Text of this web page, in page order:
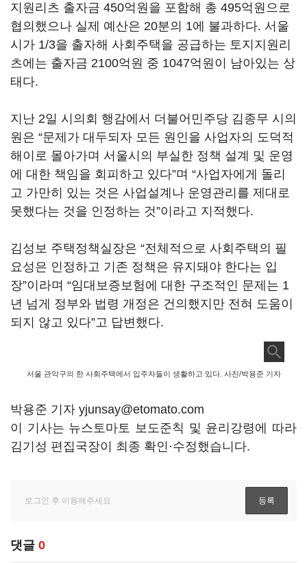
지원리츠 출자금 450억원을 포함해 총 495억원으로
협의했으나 실제 예산은 20분의 1에 불과하다. 서울
시가 1/3을 출자해 사회주택을 공급하는 토지지원리
츠에는 출자금 2100억원 중 1047억원이 남아있는 상
태다.
지난 2일 시의회 행감에서 더불어민주당 김종무 시의
원은 “문제가 대두되자 모든 원인을 사업자의 도덕적
해이로 몰아가며 서울시의 부실한 정책 설계 및 운영
에 대한 책임을 회피하고 있다”며 “사업자에게 돌리
고 가만히 있는 것은 사업설계나 운영관리를 제대로
못했다는 것을 인정하는 것”이라고 지적했다.
김성보 주택정책실장은 “전체적으로 사회주택의 필
요성은 인정하고 기존 정책은 유지돼야 한다는 입
장”이라며 “임대보증보험에 대한 구조적인 문제는 1
년 넘게 정부와 법령 개정은 건의했지만 전혀 도움이
되지 않고 있다”고 답변했다.
서울 관악구의 한 사회주택에서 입주자들이 생활하고 있다. 사진/박용준 기자
박용준 기자 yjunsay@etomato.com
이 기사는 뉴스토마토 보도준칙 및 윤리강령에 따라
김기성 편집국장이 최종 확인·수정했습니다.
댓글 0